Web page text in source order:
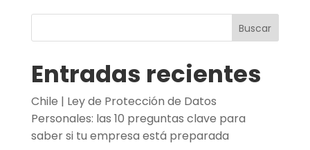
Buscar
Entradas recientes
Chile | Ley de Protección de Datos
Personales: las 10 preguntas clave para
saber si tu empresa está preparada